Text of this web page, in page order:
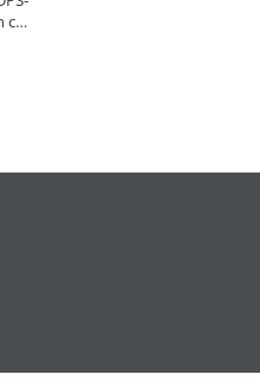
cu
,